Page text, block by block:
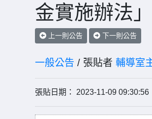
金實施辦法」
上一則公告 下一則公告
一般公告 / 張貼者 輔導室
張貼日期： 2023-11-09